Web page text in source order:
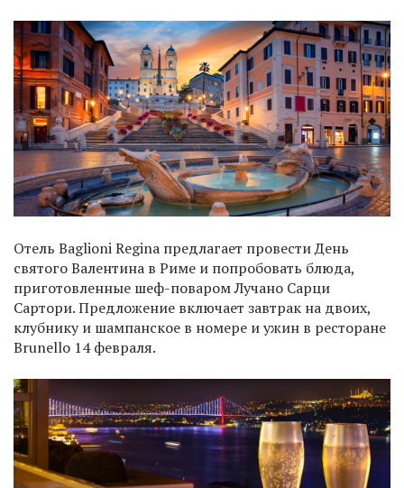
Отель Baglioni Regina предлагает провести День
святого Валентина в Риме и попробовать блюда,
приготовленные шеф-поваром Лучано Сарци
Сартори. Предложение включает завтрак на двоих,
клубнику и шампанское в номере и ужин в ресторане
Brunello 14 февраля.